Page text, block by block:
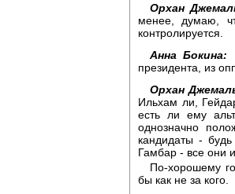
Орхан
менее, думаю,
контролируется.
Анна Бокина:
президента, из
Орхан
Ильхам ли,
есть ли ему
однозначно
кандидаты -
Гамбар - все они
По-хорошему
бы как не за кого.